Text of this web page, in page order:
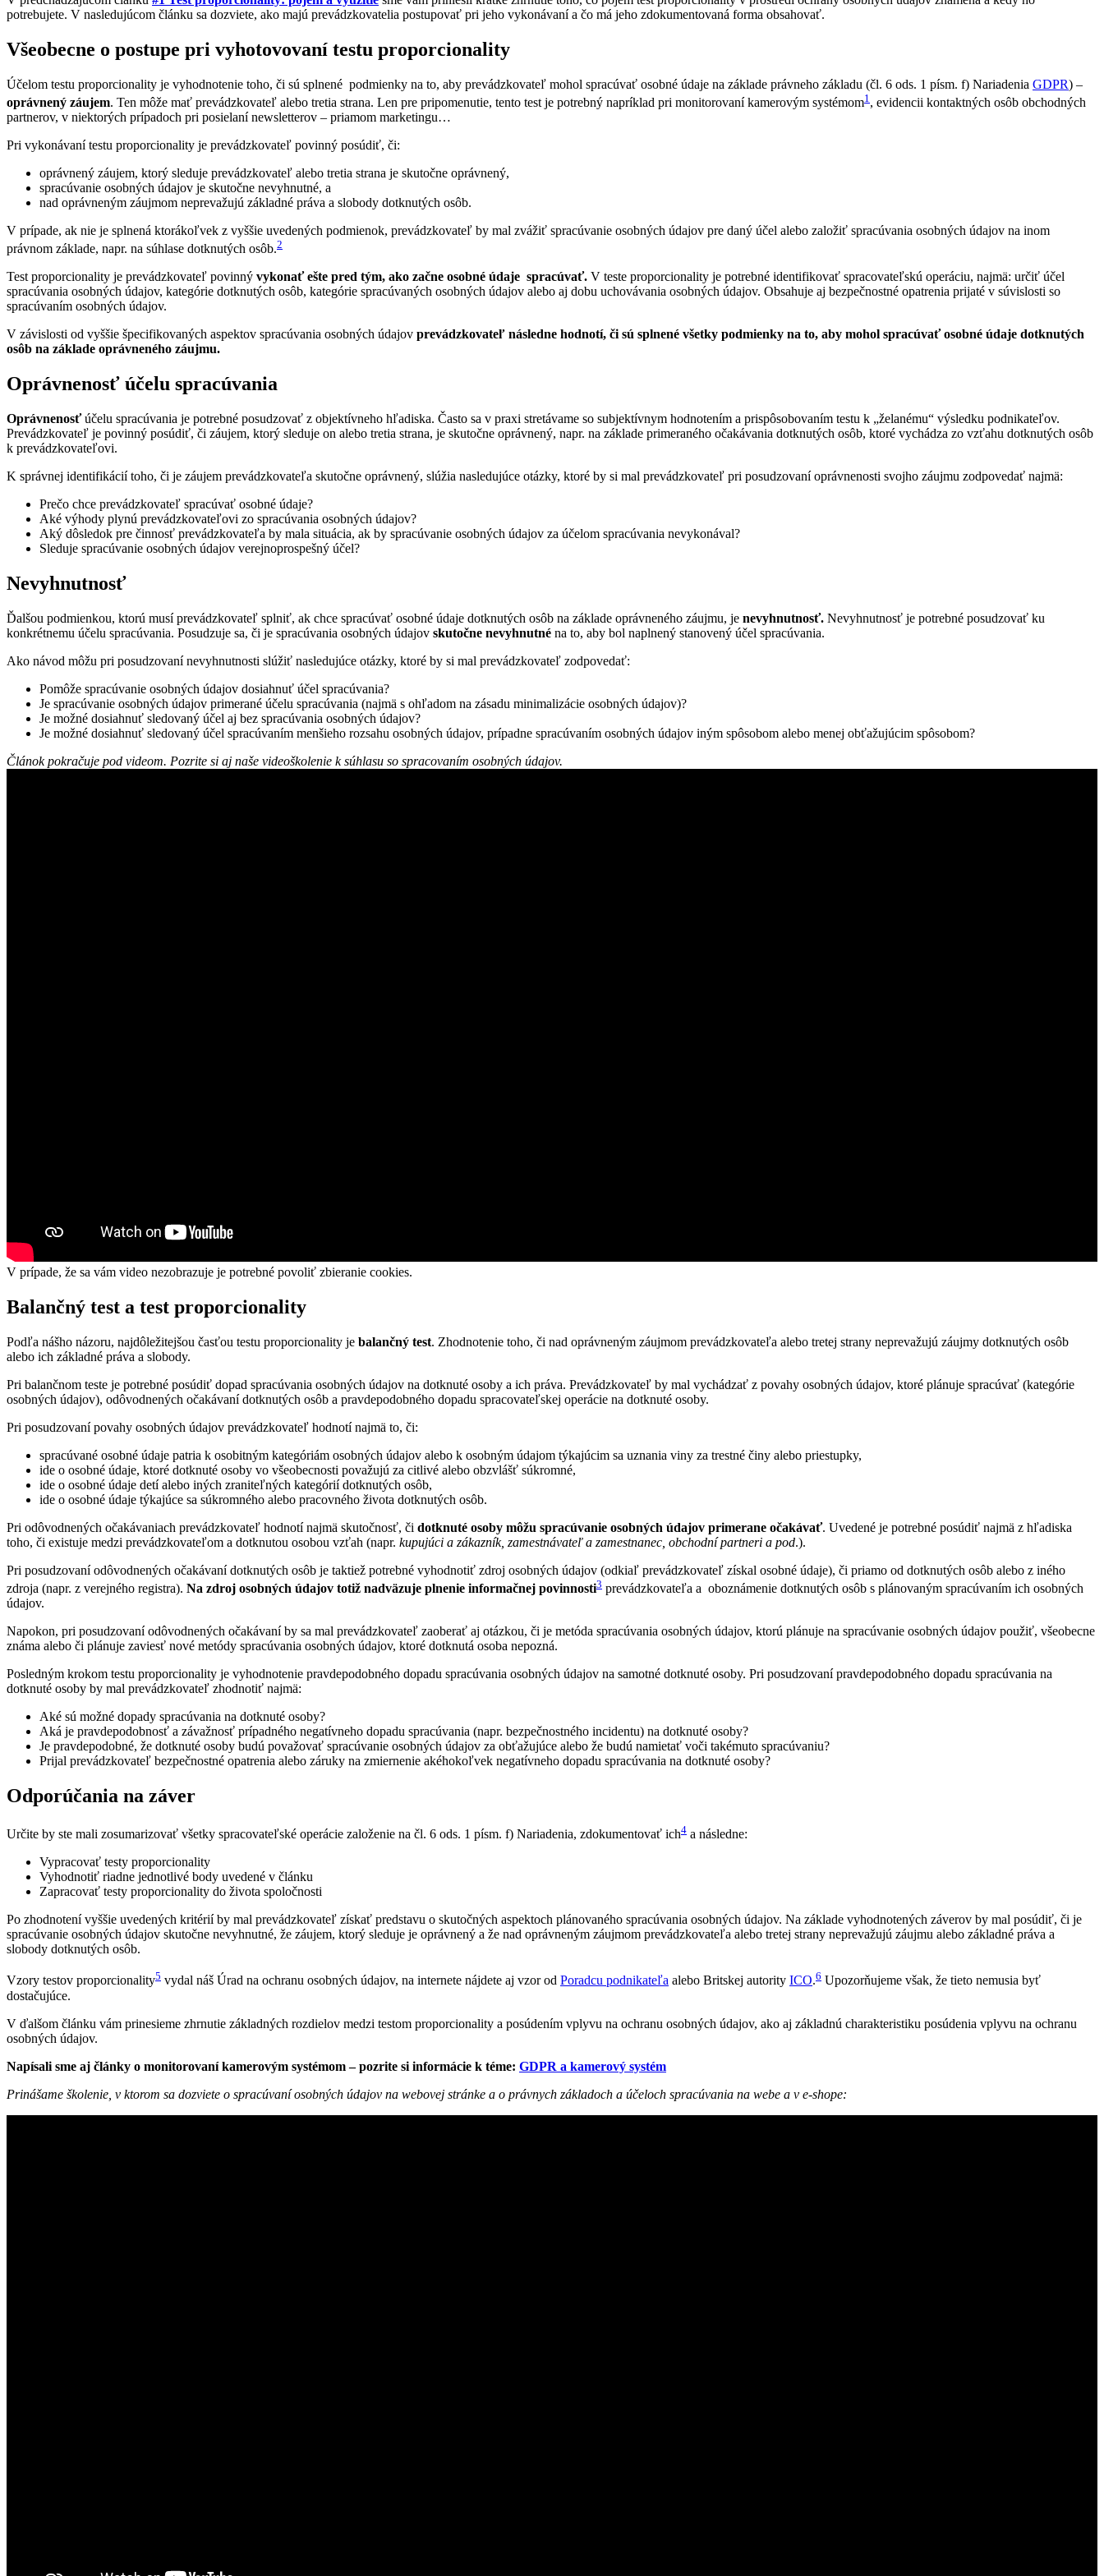
potrebujete. V nasledujúcom článku sa dozviete, ako majú prevádzkovatelia postupovať pri jeho vykonávaní a čo má jeho zdokumentovaná forma obsahovať.
Všeobecne o postupe pri vyhotovovaní testu proporcionality
Účelom testu proporcionality je vyhodnotenie toho, či sú splnené podmienky na to, aby prevádzkovateľ mohol spracúvať osobné údaje na základe právneho základu (čl. 6 ods. 1 písm. f) Nariadenia GDPR) –
oprávnený záujem. Ten môže mať prevádzkovateľ alebo tretia strana. Len pre pripomenutie, tento test je potrebný napríklad pri monitorovaní kamerovým systémom1 , evidencii kontaktných osôb obchodných
partnerov, v niektorých prípadoch pri posielaní newsletterov – priamom marketingu…
Pri vykonávaní testu proporcionality je prevádzkovateľ povinný posúdiť, či:
oprávnený záujem, ktorý sleduje prevádzkovateľ alebo tretia strana je skutočne oprávnený,
spracúvanie osobných údajov je skutočne nevyhnutné, a
nad oprávneným záujmom neprevažujú základné práva a slobody dotknutých osôb.
V prípade, ak nie je splnená ktorákoľvek z vyššie uvedených podmienok, prevádzkovateľ by mal zvážiť spracúvanie osobných údajov pre daný účel alebo založiť spracúvania osobných údajov na inom
právnom základe, napr. na súhlase dotknutých osôb.2
Test proporcionality je prevádzkovateľ povinný vykonať ešte pred tým, ako začne osobné údaje spracúvať. V teste proporcionality je potrebné identifikovať spracovateľskú operáciu, najmä: určiť účel
spracúvania osobných údajov, kategórie dotknutých osôb, kategórie spracúvaných osobných údajov alebo aj dobu uchovávania osobných údajov. Obsahuje aj bezpečnostné opatrenia prijaté v súvislosti so
spracúvaním osobných údajov.
V závislosti od vyššie špecifikovaných aspektov spracúvania osobných údajov prevádzkovateľ následne hodnotí, či sú splnené všetky podmienky na to, aby mohol spracúvať osobné údaje dotknutých
osôb na základe oprávneného záujmu.
Oprávnenosť účelu spracúvania
Oprávnenosťúčelu spracúvania je potrebné posudzovať z objektívneho hľadiska. Často sa v praxi stretávame so subjektívnym hodnotením a prispôsobovaním testu k „želanému“ výsledku podnikateľov.
Prevádzkovateľ je povinný posúdiť, či záujem, ktorý sleduje on alebo tretia strana, je skutočne oprávnený, napr. na základe primeraného očakávania dotknutých osôb, ktoré vychádza zo vzťahu dotknutých osôb
k prevádzkovateľovi.
K správnej identifikácií toho, či je záujem prevádzkovateľa skutočne oprávnený, slúžia nasledujúce otázky, ktoré by si mal prevádzkovateľ pri posudzovaní oprávnenosti svojho záujmu zodpovedať najmä:
Prečo chce prevádzkovateľ spracúvať osobné údaje?
Aké výhody plynú prevádzkovateľovi zo spracúvania osobných údajov?
Aký dôsledok pre činnosť prevádzkovateľa by mala situácia, ak by spracúvanie osobných údajov za účelom spracúvania nevykonával?
Sleduje spracúvanie osobných údajov verejnoprospešný účel?
Nevyhnutnosť
Ďalšou podmienkou, ktorú musí prevádzkovateľ splniť, ak chce spracúvať osobné údaje dotknutých osôb na základe oprávneného záujmu, je nevyhnutnosť. Nevyhnutnosť je potrebné posudzovať ku
konkrétnemu účelu spracúvania. Posudzuje sa, či je spracúvania osobných údajov skutočne nevyhnutné na to, aby bol naplnený stanovený účel spracúvania.
Ako návod môžu pri posudzovaní nevyhnutnosti slúžiť nasledujúce otázky, ktoré by si mal prevádzkovateľ zodpovedať:
Pomôže spracúvanie osobných údajov dosiahnuť účel spracúvania?
Je spracúvanie osobných údajov primerané účelu spracúvania (najmä s ohľadom na zásadu minimalizácie osobných údajov)?
Je možné dosiahnuť sledovaný účel aj bez spracúvania osobných údajov?
Je možné dosiahnuť sledovaný účel spracúvaním menšieho rozsahu osobných údajov, prípadne spracúvaním osobných údajov iným spôsobom alebo menej obťažujúcim spôsobom?
Článok pokračuje pod videom. Pozrite si aj naše videoškolenie k súhlasu so spracovaním osobných údajov.
V prípade, že sa vám video nezobrazuje je potrebné povoliť zbieranie cookies.
Balančný test a test proporcionality
Podľa nášho názoru, najdôležitejšou časťou testu proporcionality je balančný test. Zhodnotenie toho, či nad oprávneným záujmom prevádzkovateľa alebo tretej strany neprevažujú záujmy dotknutých osôb
alebo ich základné práva a slobody.
Pri balančnom teste je potrebné posúdiť dopad spracúvania osobných údajov na dotknuté osoby a ich práva. Prevádzkovateľ by mal vychádzať z povahy osobných údajov, ktoré plánuje spracúvať (kategórie
osobných údajov), odôvodnených očakávaní dotknutých osôb a pravdepodobného dopadu spracovateľskej operácie na dotknuté osoby.
Pri posudzovaní povahy osobných údajov prevádzkovateľ hodnotí najmä to, či:
spracúvané osobné údaje patria k osobitným kategóriám osobných údajov alebo k osobným údajom týkajúcim sa uznania viny za trestné činy alebo priestupky,
ide o osobné údaje, ktoré dotknuté osoby vo všeobecnosti považujú za citlivé alebo obzvlášť súkromné,
ide o osobné údaje detí alebo iných zraniteľných kategórií dotknutých osôb,
ide o osobné údaje týkajúce sa súkromného alebo pracovného života dotknutých osôb.
Pri odôvodnených očakávaniach prevádzkovateľ hodnotí najmä skutočnosť, či dotknuté osoby môžu spracúvanie osobných údajov primerane očakávať. Uvedené je potrebné posúdiť najmä z hľadiska
toho, či existuje medzi prevádzkovateľom a dotknutou osobou vzťah (napr. kupujúci a zákazník, zamestnávateľ a zamestnanec, obchodní partneri a pod.).
Pri posudzovaní odôvodnených očakávaní dotknutých osôb je taktiež potrebné vyhodnotiť zdroj osobných údajov (odkiaľ prevádzkovateľ získal osobné údaje), či priamo od dotknutých osôb alebo z iného
zdroja (napr. z verejného registra). Na zdroj osobných údajov totiž nadväzuje plnenie informačnej povinnosti3 prevádzkovateľa a oboznámenie dotknutých osôb s plánovaným spracúvaním ich osobných
údajov.
Napokon, pri posudzovaní odôvodnených očakávaní by sa mal prevádzkovateľ zaoberať aj otázkou, či je metóda spracúvania osobných údajov, ktorú plánuje na spracúvanie osobných údajov použiť, všeobecne
známa alebo či plánuje zaviesť nové metódy spracúvania osobných údajov, ktoré dotknutá osoba nepozná.
Posledným krokom testu proporcionality je vyhodnotenie pravdepodobného dopadu spracúvania osobných údajov na samotné dotknuté osoby. Pri posudzovaní pravdepodobného dopadu spracúvania na
dotknuté osoby by mal prevádzkovateľ zhodnotiť najmä:
Aké sú možné dopady spracúvania na dotknuté osoby?
Aká je pravdepodobnosť a závažnosť prípadného negatívneho dopadu spracúvania (napr. bezpečnostného incidentu) na dotknuté osoby?
Je pravdepodobné, že dotknuté osoby budú považovať spracúvanie osobných údajov za obťažujúce alebo že budú namietať voči takémuto spracúvaniu?
Prijal prevádzkovateľ bezpečnostné opatrenia alebo záruky na zmiernenie akéhokoľvek negatívneho dopadu spracúvania na dotknuté osoby?
Odporúčania na záver
Určite by ste mali zosumarizovať všetky spracovateľské operácie založenie na čl. 6 ods. 1 písm. f) Nariadenia, zdokumentovať ich4 a následne:
Vypracovať testy proporcionality
Vyhodnotiť riadne jednotlivé body uvedené v článku
Zapracovať testy proporcionality do života spoločnosti
Po zhodnotení vyššie uvedených kritérií by mal prevádzkovateľ získať predstavu o skutočných aspektoch plánovaného spracúvania osobných údajov. Na základe vyhodnotených záverov by mal posúdiť, či je
spracúvanie osobných údajov skutočne nevyhnutné, že záujem, ktorý sleduje je oprávnený a že nad oprávneným záujmom prevádzkovateľa alebo tretej strany neprevažujú záujmu alebo základné práva a
slobody dotknutých osôb.
Vzory testov proporcionality5 vydal náš Úrad na ochranu osobných údajov, na internete nájdete aj vzor od Poradcu podnikateľa alebo Britskej autority ICO.6 Upozorňujeme však, že tieto nemusia byť
dostačujúce.
V ďalšom článku vám prinesieme zhrnutie základných rozdielov medzi testom proporcionality a posúdením vplyvu na ochranu osobných údajov, ako aj základnú charakteristiku posúdenia vplyvu na ochranu
osobných údajov.
Napísali sme aj články o monitorovaní kamerovým systémom – pozrite si informácie k téme: GDPR a kamerový systém
Prinášame školenie, v ktorom sa dozviete o spracúvaní osobných údajov na webovej stránke a o právnych základoch a účeloch spracúvania na webe a v e-shope: